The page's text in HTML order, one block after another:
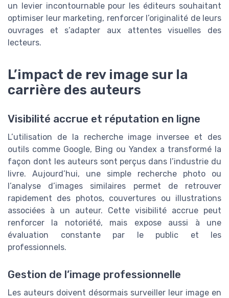
un levier incontournable pour les éditeurs souhaitant
optimiser leur marketing, renforcer l’originalité de leurs
ouvrages et s’adapter aux attentes visuelles des
lecteurs.
L’impact de rev image sur la
carrière des auteurs
Visibilité accrue et réputation en ligne
L’utilisation de la recherche image inversee et des
outils comme Google, Bing ou Yandex a transformé la
façon dont les auteurs sont perçus dans l’industrie du
livre. Aujourd’hui, une simple recherche photo ou
l’analyse d’images similaires permet de retrouver
rapidement des photos, couvertures ou illustrations
associées à un auteur. Cette visibilité accrue peut
renforcer la notoriété, mais expose aussi à une
évaluation constante par le public et les
professionnels.
Gestion de l’image professionnelle
Les auteurs doivent désormais surveiller leur image en